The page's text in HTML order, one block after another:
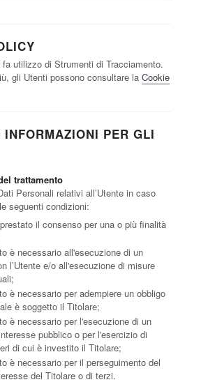
fa utilizzo di Strumenti di Tracciamento.
gli Utenti possono consultare la Cookie
INFORMAZIONI PER GLI
trattamento
Personali relativi all’Utente in caso
seguenti condizioni:
il consenso per una o più finalità
è necessario all'esecuzione di un
l’Utente e/o all'esecuzione di misure
è necessario per adempiere un obbligo
è soggetto il Titolare;
è necessario per l'esecuzione di un
pubblico o per l'esercizio di
di cui è investito il Titolare;
è necessario per il perseguimento del
del Titolare o di terzi.